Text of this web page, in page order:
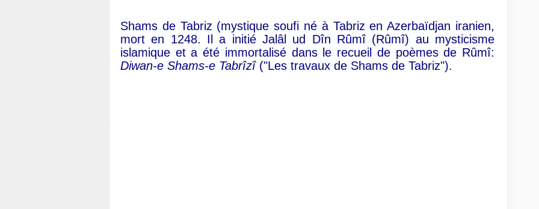
Shams de Tabriz (mystique soufi né à Tabriz en Azerbaïdjan iranien,
mort en 1248. Il a initié Jalâl ud Dîn Rûmî (Rûmî) au mysticisme
islamique et a été immortalisé dans le recueil de poèmes de Rûmî:
Diwan-e Shams-e Tabrîzî("Les travaux de Shams de Tabriz").